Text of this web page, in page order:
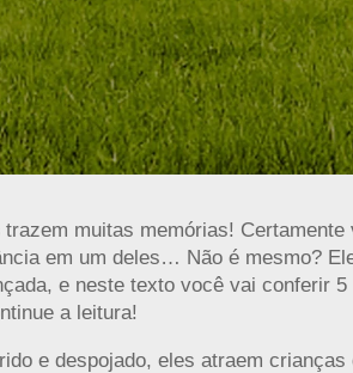
trazem muitas memórias!
em um deles… Não é mesmo?
e neste texto você vai conferir 5
a leitura!
e despojado, eles atraem